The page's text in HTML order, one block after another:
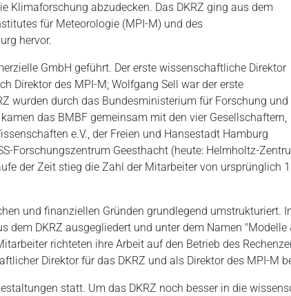
Klimaforschung abzudecken. Das DKRZ ging aus dem
für Meteorologie (MPI-M) und des
hervor.
GmbH geführt. Der erste wissenschaftliche Direktor
Direktor des MPI-M; Wolfgang Sell war der erste
wurden durch das Bundesministerium für Forschung und
das BMBF gemeinsam mit den vier Gesellschaftern,
e.V., der Freien und Hansestadt Hamburg
Forschungszentrum Geesthacht (heute: Helmholtz-
der Zeit stieg die Zahl der Mitarbeiter von ursprünglich
und finanziellen Gründen grundlegend umstrukturiert.
dem DKRZ ausgegliedert und unter dem Namen
richteten ihre Arbeit auf den Betrieb des
Direktor für das DKRZ und als Direktor des MPI-M
statt. Um das DKRZ noch besser in die